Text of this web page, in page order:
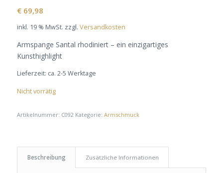
€69,98
inkl. 19 % MwSt. zzgl. Versandkosten
Armspange Santal rhodiniert – ein einzigartiges
Kunsthighlight
Lieferzeit: ca. 2-5 Werktage
Nicht vorrätig
Artikelnummer: C092 Kategorie: Armschmuck
Beschreibung Zusätzliche Informationen